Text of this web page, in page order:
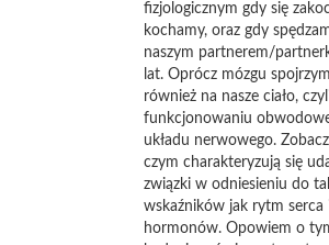
fizjologicznym gdy się
kochamy, oraz gdy
naszym partnerem/
lat. Oprócz mózgu
również na nasze ciało,
funkcjonowaniu
układu nerwowego.
czym charakteryzują się
związki w odniesieniu do
wskaźników jak rytm serca
hormonów. Opowiem o